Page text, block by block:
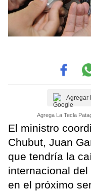
Agregar
Agrega La Tecla
El ministro
Chubut, Juan
que tendría la
internacional
en el próximo